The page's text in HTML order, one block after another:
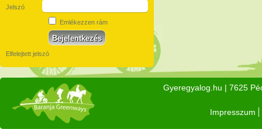
Jelszó
Emlékezzen rám
Elfelejtett jelszó
Gyeregyalog.hu | 7625
Impresszum